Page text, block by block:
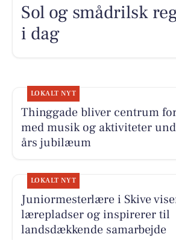
Sol og smådrilsk
i dag
LOKALT NYT
Thinggade bliver centrum
med musik og aktiviteter
års jubilæum
LOKALT NYT
Juniormesterlære i Skive
lærepladser og inspirerer til
landsdækkende samarbejde